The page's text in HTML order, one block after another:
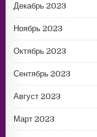
Декабрь 2023
Ноябрь 2023
Октябрь 2023
Сентябрь 2023
Август 2023
Март 2023